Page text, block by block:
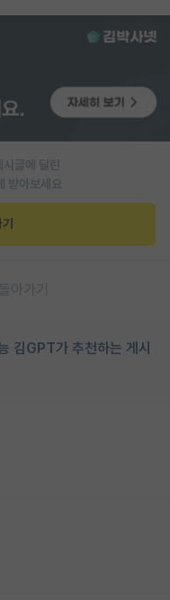
글에 달린
받아보세요
아가기
김GPT가 추천하는 게시